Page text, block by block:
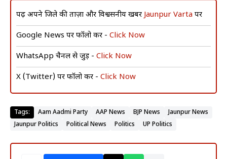
पढ़ें अपने जिले की ताज़ा और विश्वसनीय खबरें Jaunpur Varta पर
Google News पर फॉलो करें - Click Now
WhatsApp चैनल से जुड़ें - Click Now
X (Twitter) पर फॉलो करें - Click Now
Tags: Aam Aadmi Party AAP News BJP News
Jaunpur News
Jaunpur Politics
Political News Politics UP Politics